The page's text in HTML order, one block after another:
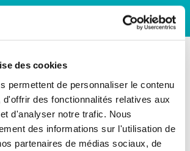
des cookies
permettent de personnaliser le contenu
d'offrir des fonctionnalités relatives aux
d'analyser notre trafic. Nous
des informations sur l'utilisation de
partenaires de médias sociaux, de